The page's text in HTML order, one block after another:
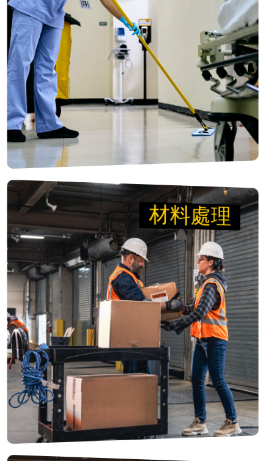
協助團隊更快速、更安全地完成清潔的工具。我們
的超細纖維布、HYGEN™拖把及WaveBrake®拖地
系統能有效減少病菌，營造更安全的環境，讓患者
得以安心康復。
檢視產品
材料處理
材料處理
移動箱子 讓倉庫可以移
動工業
專為輕鬆處理重型負載而設計。憑藉堅固可靠的
BRUTE多功能推車與傾斜式卡車，您能更聰明、更
快速、更安全地工作，讓工廠全速運轉。
檢視產品